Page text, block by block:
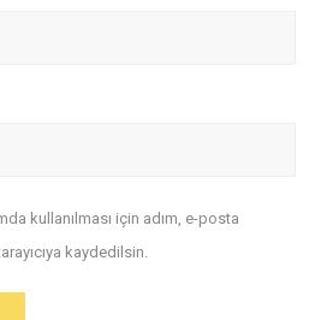
kullanılması için adım, e-posta
kaydedilsin.